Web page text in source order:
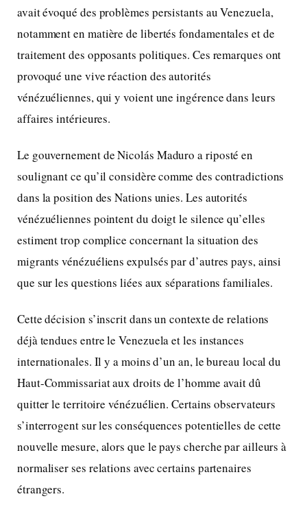
avait évoqué des problèmes persistants au Venezuela,
notamment en matière de libertés fondamentales et de
traitement des opposants politiques. Ces remarques ont
provoqué une vive réaction des autorités
vénézuéliennes, qui y voient une ingérence dans leurs
affaires intérieures.
Le gouvernement de Nicolás Maduro a riposté en
soulignant ce qu’il considère comme des contradictions
dans la position des Nations unies. Les autorités
vénézuéliennes pointent du doigt le silence qu’elles
estiment trop complice concernant la situation des
migrants vénézuéliens expulsés par d’autres pays, ainsi
que sur les questions liées aux séparations familiales.
Cette décision s’inscrit dans un contexte de relations
déjà tendues entre le Venezuela et les instances
internationales. Il y a moins d’un an, le bureau local du
Haut-Commissariat aux droits de l’homme avait dû
quitter le territoire vénézuélien. Certains observateurs
s’interrogent sur les conséquences potentielles de cette
nouvelle mesure, alors que le pays cherche par ailleurs à
normaliser ses relations avec certains partenaires
étrangers.